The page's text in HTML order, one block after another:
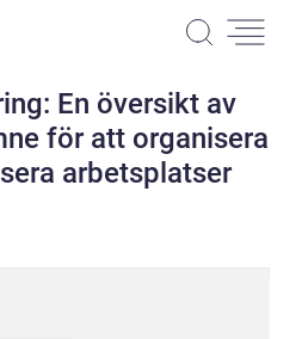
En översikt av
för att organisera
arbetsplatser